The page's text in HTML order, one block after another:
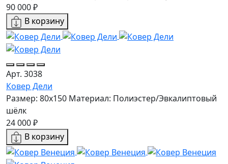
90 000 ₽
В корзину
Арт. 3038
Ковер Дели
Размер: 80x150 Материал: Полиэстер/Эвкалиптовый
шёлк
24 000 ₽
В корзину